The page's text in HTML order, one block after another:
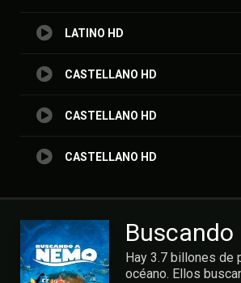
LATINO HD
CASTELLANO HD
CASTELLANO HD
CASTELLANO HD
Buscando
Hay 3.7 billones de
océano. Ellos